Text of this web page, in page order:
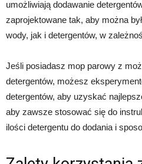
umożliwiają dodawanie
zaprojektowane tak, aby można
wody, jak i detergentów, w
Jeśli posiadasz mop parowy z
detergentów, możesz
detergentów, aby uzyskać
aby zawsze stosować się do
ilości detergentu do dodania i